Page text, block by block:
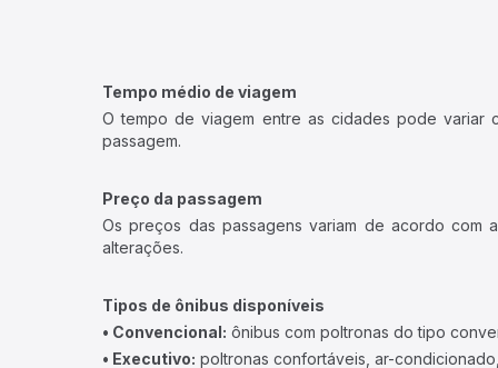
Tempo médio de viagem
O tempo de viagem entre as cidades pode variar
passagem.
Preço da passagem
Os preços das passagens variam de acordo com
alterações.
Tipos de ônibus disponíveis
• Convencional: ônibus com poltronas do tipo
• Executivo: poltronas confortáveis, ar-